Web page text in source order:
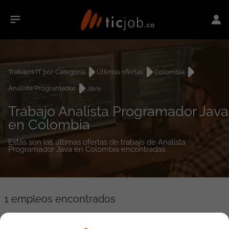
Trabajos IT por Categoría Últimas ofertas
Colombia
Analista Programador
Java
Trabajo Analista Programador Java
en Colombia
Estás son las últimas ofertas de trabajo de Analista
Programador Java en Colombia encontradas.
1 empleos encontrados